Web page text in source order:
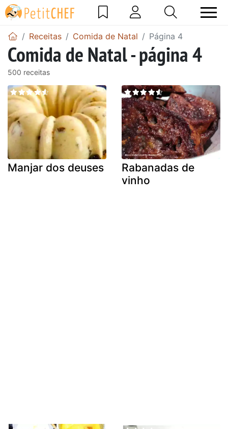
Receitas Comida de Natal Página 4
Comida de Natal - página 4
500 receitas
Manjar dos deuses
Rabanadas de
vinho